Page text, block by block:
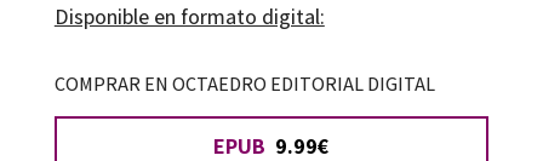
escuela
cantidad
Disponible en formato digital:
COMPRAR EN OCTAEDRO EDITORIAL DIGITAL
EPUB 9.99€